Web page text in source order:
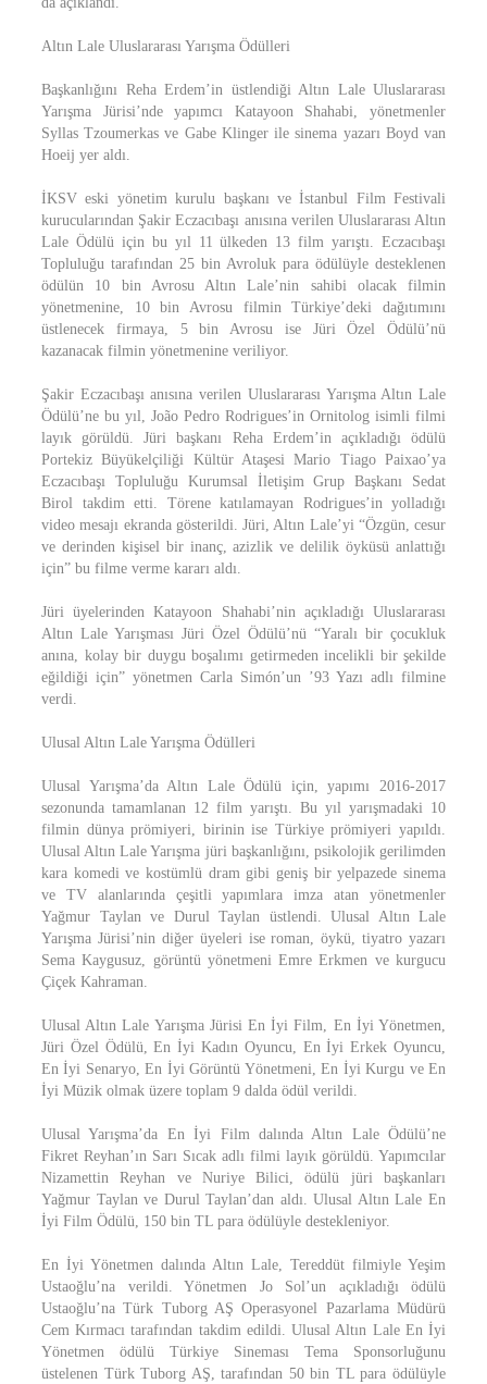
Altın Lale Uluslararası Yarışma Ödülleri
Başkanlığını Reha Erdem’in üstlendiği Altın Lale Uluslararası
Yarışma Jürisi’nde yapımcı Katayoon Shahabi, yönetmenler
Syllas Tzoumerkas ve Gabe Klinger ile sinema yazarı Boyd van
Hoeij yer aldı.
İKSV eski yönetim kurulu başkanı ve İstanbul Film Festivali
kurucularından Şakir Eczacıbaşı anısına verilen Uluslararası Altın
Lale Ödülü için bu yıl 11 ülkeden 13 film yarıştı. Eczacıbaşı
Topluluğu tarafından 25 bin Avroluk para ödülüyle desteklenen
ödülün 10 bin Avrosu Altın Lale’nin sahibi olacak filmin
yönetmenine, 10 bin Avrosu filmin Türkiye’deki dağıtımını
üstlenecek firmaya, 5 bin Avrosu ise Jüri Özel Ödülü’nü
kazanacak filmin yönetmenine veriliyor.
Şakir Eczacıbaşı anısına verilen Uluslararası Yarışma Altın Lale
Ödülü’ne bu yıl, João Pedro Rodrigues’in Ornitolog isimli filmi
layık görüldü. Jüri başkanı Reha Erdem’in açıkladığı ödülü
Portekiz Büyükelçiliği Kültür Ataşesi Mario Tiago Paixao’ya
Eczacıbaşı Topluluğu Kurumsal İletişim Grup Başkanı Sedat
Birol takdim etti. Törene katılamayan Rodrigues’in yolladığı
video mesajı ekranda gösterildi. Jüri, Altın Lale’yi “Özgün, cesur
ve derinden kişisel bir inanç, azizlik ve delilik öyküsü anlattığı
için” bu filme verme kararı aldı.
Jüri üyelerinden Katayoon Shahabi’nin açıkladığı Uluslararası
Altın Lale Yarışması Jüri Özel Ödülü’nü “Yaralı bir çocukluk
anına, kolay bir duygu boşalımı getirmeden incelikli bir şekilde
eğildiği için” yönetmen Carla Simón’un ’93 Yazı adlı filmine
verdi.
Ulusal Altın Lale Yarışma Ödülleri
Ulusal Yarışma’da Altın Lale Ödülü için, yapımı 2016-2017
sezonunda tamamlanan 12 film yarıştı. Bu yıl yarışmadaki 10
filmin dünya prömiyeri, birinin ise Türkiye prömiyeri yapıldı.
Ulusal Altın Lale Yarışma jüri başkanlığını, psikolojik gerilimden
kara komedi ve kostümlü dram gibi geniş bir yelpazede sinema
ve TV alanlarında çeşitli yapımlara imza atan yönetmenler
Yağmur Taylan ve Durul Taylan üstlendi. Ulusal Altın Lale
Yarışma Jürisi’nin diğer üyeleri ise roman, öykü, tiyatro yazarı
Sema Kaygusuz, görüntü yönetmeni Emre Erkmen ve kurgucu
Çiçek Kahraman.
Ulusal Altın Lale Yarışma Jürisi En İyi Film, En İyi Yönetmen,
Jüri Özel Ödülü, En İyi Kadın Oyuncu, En İyi Erkek Oyuncu,
En İyi Senaryo, En İyi Görüntü Yönetmeni, En İyi Kurgu ve En
İyi Müzik olmak üzere toplam 9 dalda ödül verildi.
Ulusal Yarışma’da En İyi Film dalında Altın Lale Ödülü’ne
Fikret Reyhan’ın Sarı Sıcak adlı filmi layık görüldü. Yapımcılar
Nizamettin Reyhan ve Nuriye Bilici, ödülü jüri başkanları
Yağmur Taylan ve Durul Taylan’dan aldı. Ulusal Altın Lale En
İyi Film Ödülü, 150 bin TL para ödülüyle destekleniyor.
En İyi Yönetmen dalında Altın Lale, Tereddüt filmiyle Yeşim
Ustaoğlu’na verildi. Yönetmen Jo Sol’un açıkladığı ödülü
Ustaoğlu’na Türk Tuborg AŞ Operasyonel Pazarlama Müdürü
Cem Kırmacı tarafından takdim edildi. Ulusal Altın Lale En İyi
Yönetmen ödülü Türkiye Sineması Tema Sponsorluğunu
üstelenen Türk Tuborg AŞ, tarafından 50 bin TL para ödülüyle